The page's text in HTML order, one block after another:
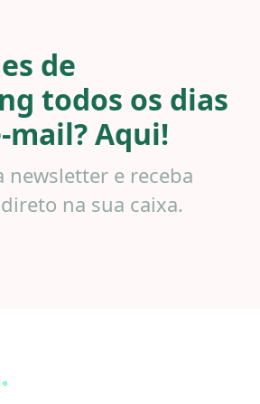
de
todos os dias
mail? Aqui!
newsletter e receba
na sua caixa.